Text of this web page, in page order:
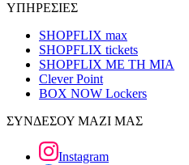
ΥΠΗΡΕΣΙΕΣ
SHOPFLIX max
SHOPFLIX tickets
SHOPFLIX ΜΕ ΤΗ ΜΙΑ
Clever Point
BOX NOW Lockers
ΣΥΝΔΕΣΟΥ ΜΑΖΙ ΜΑΣ
Instagram